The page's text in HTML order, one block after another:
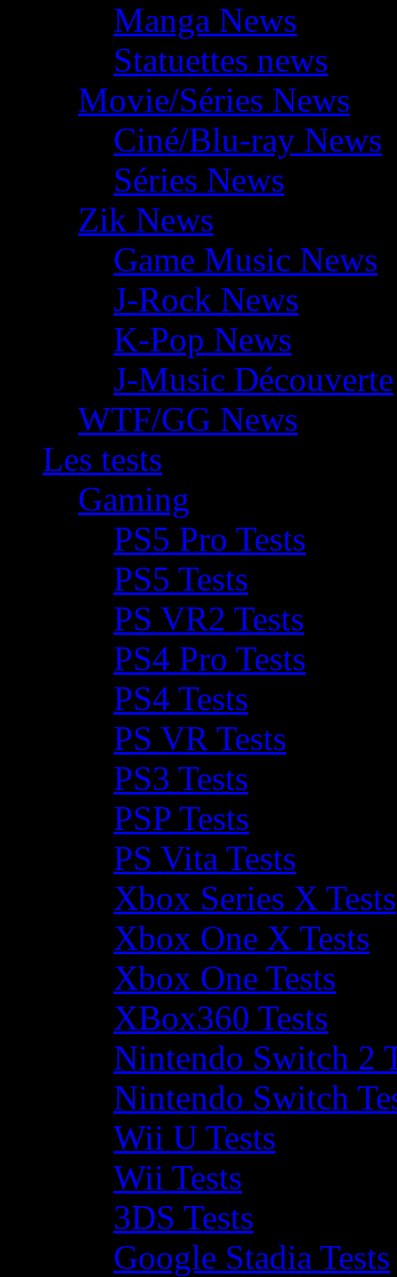
Manga News
Statuettes news
Movie/Séries News
Ciné/Blu-ray News
Séries News
Zik News
Game Music News
J-Rock News
K-Pop News
J-Music Découverte
WTF/GG News
Les tests
Gaming
PS5 Pro Tests
PS5 Tests
PS VR2 Tests
PS4 Pro Tests
PS4 Tests
PS VR Tests
PS3 Tests
PSP Tests
PS Vita Tests
Xbox Series X Tests
Xbox One X Tests
Xbox One Tests
XBox360 Tests
Nintendo Switch 2
Nintendo Switch
Wii U Tests
Wii Tests
3DS Tests
Google Stadia Tests